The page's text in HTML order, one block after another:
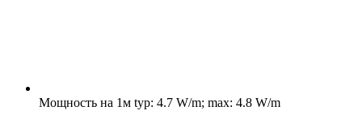
Мощность на 1м typ: 4.7 W/m; max: 4.8 W/m